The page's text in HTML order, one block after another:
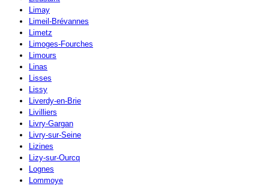
Limay
Limeil-Brévannes
Limetz
Limoges-Fourches
Limours
Linas
Lisses
Lissy
Liverdy-en-Brie
Livilliers
Livry-Gargan
Livry-sur-Seine
Lizines
Lizy-sur-Ourcq
Lognes
Lommoye